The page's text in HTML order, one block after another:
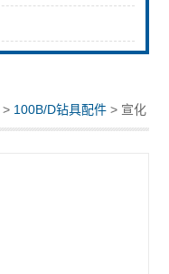
> 100B/D钻具配件 > 宣化